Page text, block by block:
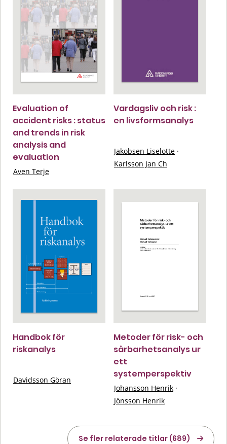
Evaluation of
accident risks : status
and trends in risk
analysis and
evaluation
Aven Terje
Vardagsliv och risk :
en livsformsanalys
Jakobsen Liselotte ·
Karlsson Jan Ch
Handbok för
riskanalys
Davidsson Göran
Metoder för risk- och
sårbarhetsanalys ur
ett
systemperspektiv
Johansson Henrik ·
Jönsson Henrik
Se fler relaterade titlar (689)